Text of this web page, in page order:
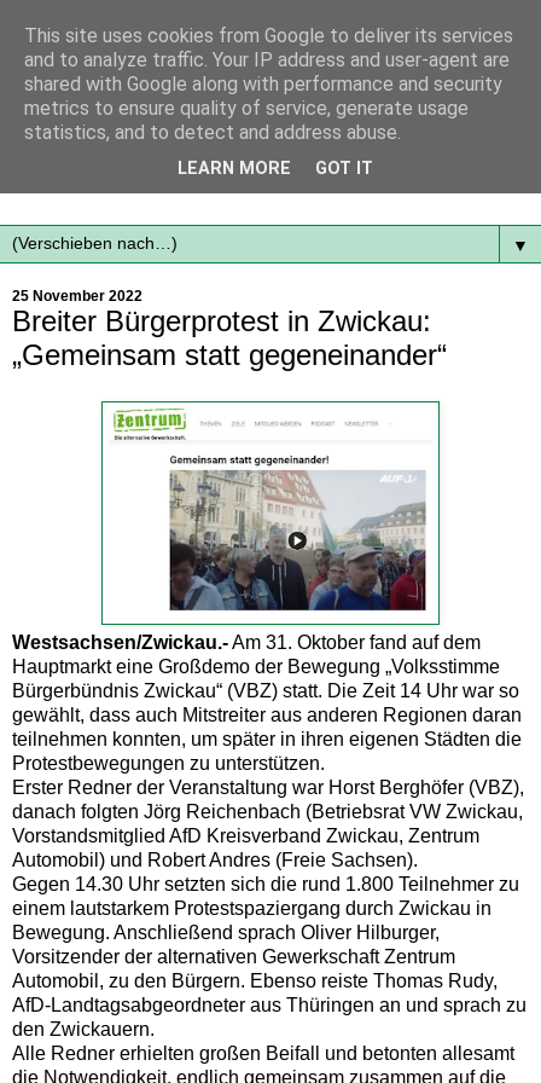
Mit frischen Themen aus der Region immer auf dem
▼
25 November 2022
Breiter Bürgerprotest in Zwickau:
„Gemeinsam statt gegeneinander“
Westsachsen/Zwickau.-Am 31. Oktober fand auf dem
Hauptmarkt eine Großdemo der Bewegung „Volksstimme
Bürgerbündnis Zwickau“ (VBZ) statt. Die Zeit 14 Uhr war so
gewählt, dass auch Mitstreiter aus anderen Regionen daran
teilnehmen konnten, um später in ihren eigenen Städten die
Protestbewegungen zu unterstützen.
Erster Redner der Veranstaltung war Horst Berghöfer (VBZ),
danach folgten Jörg Reichenbach (Betriebsrat VW Zwickau,
Vorstandsmitglied AfD Kreisverband Zwickau, Zentrum
Automobil) und Robert Andres (Freie Sachsen).
Gegen 14.30 Uhr setzten sich die rund 1.800 Teilnehmer zu
einem lautstarkem Protestspaziergang durch Zwickau in
Bewegung. Anschließend sprach Oliver Hilburger,
Vorsitzender der alternativen Gewerkschaft Zentrum
Automobil, zu den Bürgern. Ebenso reiste Thomas Rudy,
AfD-Landtagsabgeordneter aus Thüringen an und sprach zu
den Zwickauern.
Alle Redner erhielten großen Beifall und betonten allesamt
die Notwendigkeit, endlich gemeinsam zusammen auf die
This site uses cookies from Google to deliver its services
and to analyze traffic. Your IP address and user-agent are
shared with Google along with performance and security
metrics to ensure quality of service, generate usage
statistics, and to detect and address abuse.
LEARN MORE GOT IT